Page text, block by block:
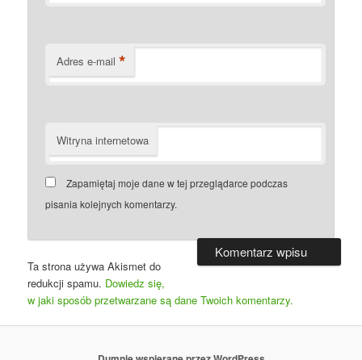
Adres e-mail *
Witryna internetowa
Zapamiętaj moje dane w tej przeglądarce podczas
pisania kolejnych komentarzy.
Ta strona używa Akismet do
redukcji spamu. Dowiedz się,
w jaki sposób przetwarzane są dane Twoich komentarzy.